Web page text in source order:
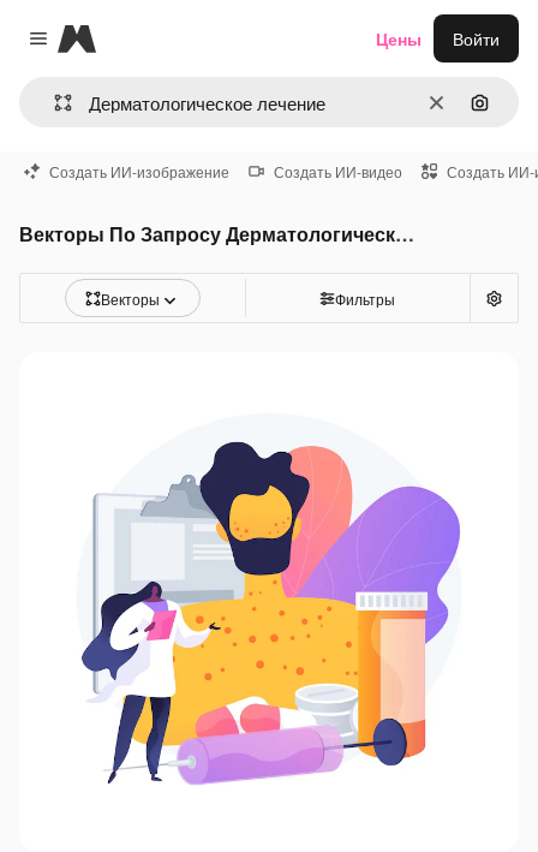
Close menu
Magnific
ОчиститьПоиск
Цены Войти
Создать ИИ-изображение Создать ИИ-видео Создать ИИ-
Векторы По Запросу Дерматологическое лечение
Векторы Фильтры